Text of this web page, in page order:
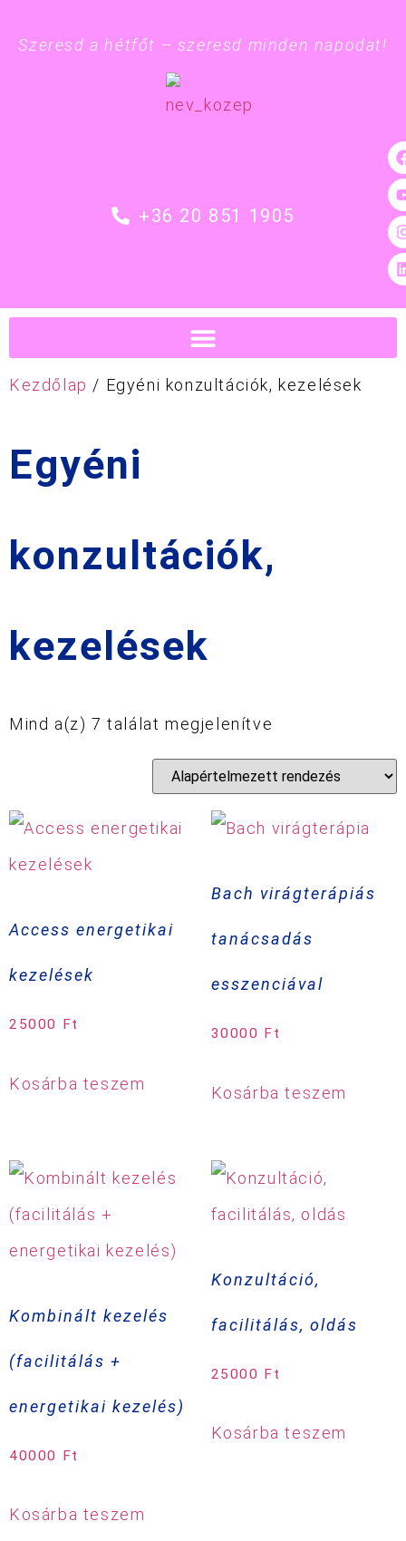
Szeresd a hétfőt – szeresd minden napodat!
+36 20 851 1905
Kezdőlap / Egyéni konzultációk, kezelések
Egyéni
konzultációk,
kezelések
Mind a(z) 7 találat megjelenítve
Access energetikai
kezelések
25000 Ft
Kosárba teszem
Bach virágterápiás
tanácsadás
esszenciával
30000 Ft
Kosárba teszem
Kombinált kezelés
(facilitálás +
energetikai kezelés)
40000 Ft
Kosárba teszem
Konzultáció,
facilitálás, oldás
25000 Ft
Kosárba teszem